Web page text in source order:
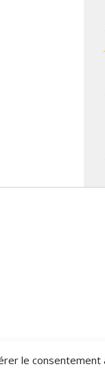
le consentement
les liens
rubriques ou nos